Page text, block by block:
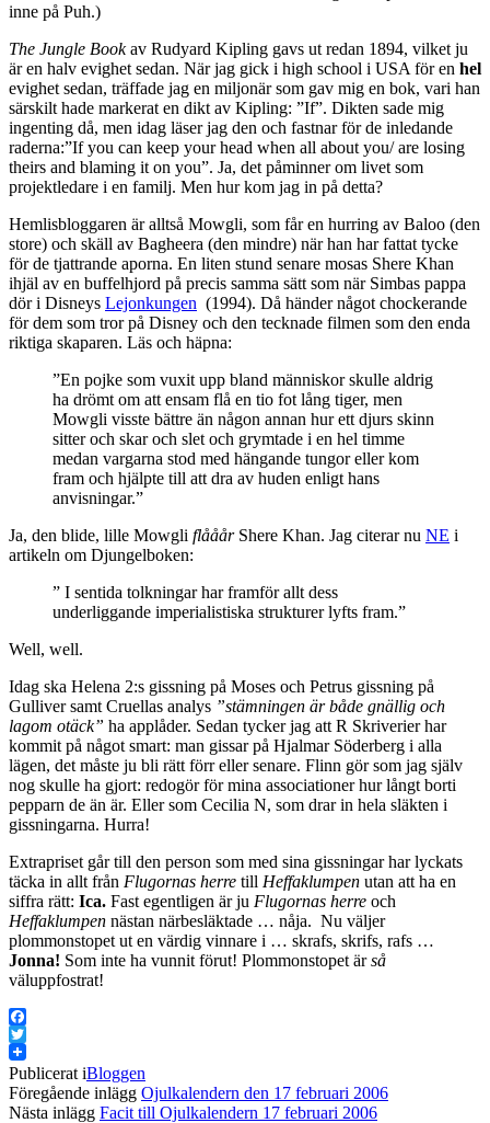
inne på Puh.)
The Jungle Bookav Rudyard Kipling gavs ut redan 1894, vilket ju
är en halv evighet sedan. När jag gick i high school i USA för en hel
evighet sedan, träffade jag en miljonär som gav mig en bok, vari han
särskilt hade markerat en dikt av Kipling: ”If”. Dikten sade mig
ingenting då, men idag läser jag den och fastnar för de inledande
raderna:”If you can keep your head when all about you/ are losing
theirs and blaming it on you”. Ja, det påminner om livet som
projektledare i en familj. Men hur kom jag in på detta?
Hemlisbloggaren är alltså Mowgli, som får en hurring av Baloo (den
store) och skäll av Bagheera (den mindre) när han har fattat tycke
för de tjattrande aporna. En liten stund senare mosas Shere Khan
ihjäl av en buffelhjord på precis samma sätt som när Simbas pappa
dör i Disneys Lejonkungen (1994). Då händer något chockerande
för dem som tror på Disney och den tecknade filmen som den enda
riktiga skaparen. Läs och häpna:
”En pojke som vuxit upp bland människor skulle aldrig
ha drömt om att ensam flå en tio fot lång tiger, men
Mowgli visste bättre än någon annan hur ett djurs skinn
sitter och skar och slet och grymtade i en hel timme
medan vargarna stod med hängande tungor eller kom
fram och hjälpte till att dra av huden enligt hans
anvisningar.”
Ja, den blide, lille Mowgli flååårShere Khan. Jag citerar nu NE i
artikeln om Djungelboken:
” I sentida tolkningar har framför allt dess
underliggande imperialistiska strukturer lyfts fram.”
Well, well.
Idag ska Helena 2:s gissning på Moses och Petrus gissning på
Gulliver samt Cruellas analys ”stämningen är både gnällig och
lagom otäck” ha applåder. Sedan tycker jag att R Skriverier har
kommit på något smart: man gissar på Hjalmar Söderberg i alla
lägen, det måste ju bli rätt förr eller senare. Flinn gör som jag själv
nog skulle ha gjort: redogör för mina associationer hur långt borti
pepparn de än är. Eller som Cecilia N, som drar in hela släkten i
gissningarna. Hurra!
Extrapriset går till den person som med sina gissningar har lyckats
täcka in allt från Flugornas herre till Heffaklumpen utan att ha en
siffra rätt: Ica. Fast egentligen är ju Flugornas herre och
Heffaklumpen nästan närbesläktade … nåja. Nu väljer
plommonstopet ut en värdig vinnare i … skrafs, skrifs, rafs …
Jonna! Som inte ha vunnit förut! Plommonstopet ärså
väluppfostrat!
Facebook
Twitter
Publicerat iBloggen
Föregående inlägg Ojulkalendern den 17 februari 2006
Nästa inlägg Facit till Ojulkalendern 17 februari 2006